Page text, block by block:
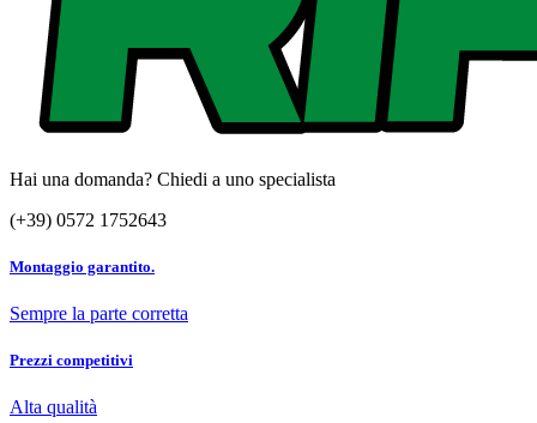
Hai una domanda? Chiedi a uno specialista
(+39) 0572 1752643
Montaggio garantito.
Sempre la parte corretta
Prezzi competitivi
Alta qualità